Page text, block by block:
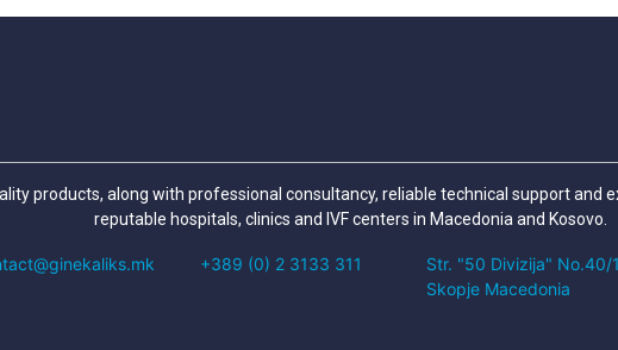
products, along with professional consultancy, reliable technical support and
reputable hospitals, clinics and IVF centers in Macedonia and Kosovo.
+389 (0) 2 3133 311
Str. "50 Divizija" No.40/
Skopje Macedonia